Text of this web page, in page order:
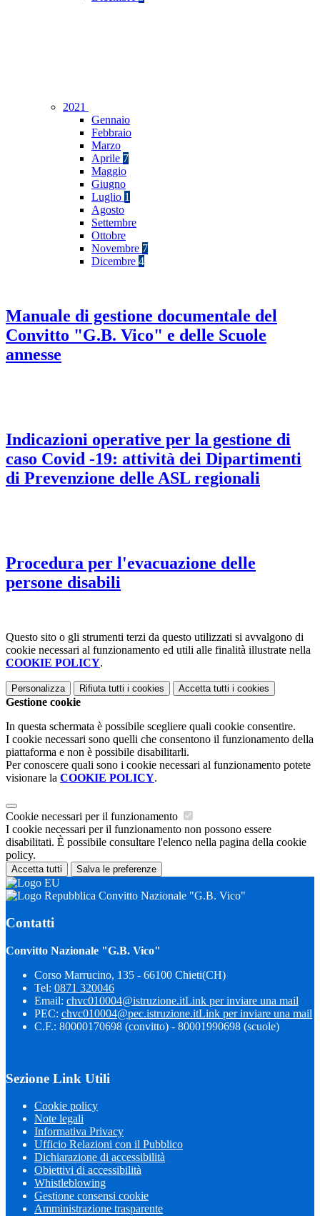
2021
Gennaio
Febbraio
Marzo
Aprile 7
Maggio
Giugno
Luglio 1
Agosto
Settembre
Ottobre
Novembre 7
Dicembre 4
Manuale di gestione documentale del
Convitto "G.B. Vico" e delle Scuole
annesse
Indicazioni operative per la gestione di
caso Covid -19: attività dei Dipartimenti
di Prevenzione delle ASL regionali
Procedura per l'evacuazione delle
persone disabili
Questo sito o gli strumenti terzi da questo utilizzati si avvalgono di
cookie necessari al funzionamento ed utili alle finalità illustrate nella
COOKIE POLICY.
Personalizza Rifiuta tutti i cookies Accetta tutti i cookies
Gestione cookie
In questa schermata è possibile scegliere quali cookie consentire.
I cookie necessari sono quelli che consentono il funzionamento della
piattaforma e non è possibile disabilitarli.
Per conoscere quali sono i cookie necessari al funzionamento potete
visionare la COOKIE POLICY.
Cookie necessari per il funzionamento
I cookie necessari per il funzionamento non possono essere
disabilitati. È possibile consultare l'elenco nella pagina della cookie
policy.
Accetta tutti Salva le preferenze
Convitto Nazionale "G.B. Vico"
Contatti
Convitto Nazionale "G.B. Vico"
Corso Marrucino, 135 - 66100 Chieti(CH)
Tel: 0871 320046
Email: chvc010004@istruzione.itLink per inviare una mail
PEC: chvc010004@pec.istruzione.itLink per inviare una mail
C.F.: 80000170698 (convitto) - 80001990698 (scuole)
Sezione Link Utili
Cookie policy
Note legali
Informativa Privacy
Ufficio Relazioni con il Pubblico
Dichiarazione di accessibilità
Obiettivi di accessibilità
Whistleblowing
Gestione consensi cookie
Amministrazione trasparente